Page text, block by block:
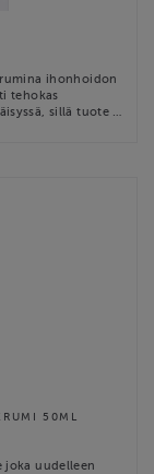
ihonhoidon
tehokas
sillä tuote …
50ML
joka uudelleen